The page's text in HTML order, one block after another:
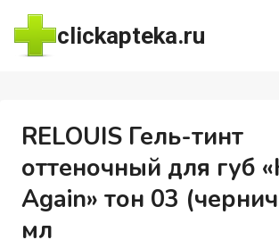
Перейти
содержимому
clickapteka.ru
RELOUIS Гель-тинт
оттеночный для губ
Again» тон 03
мл